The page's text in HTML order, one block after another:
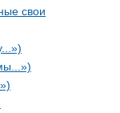
свои